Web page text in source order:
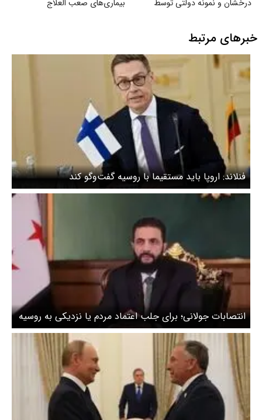
درخشان و نمونه دولتی توسط
بیماری‌های صعب العلاج
خبرهای مرتبط
فنلاند: اروپا باید مستقیما با روسیه گفت‌وگو کند
انتصابات جولانی؛ برای جلب اعتماد مردم یا نزدیکی به روسیه